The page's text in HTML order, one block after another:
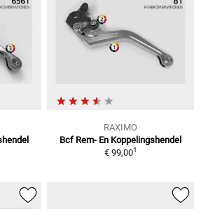
RAXIMO
Bcf Rem- En Koppelingshendel
€ 99,001